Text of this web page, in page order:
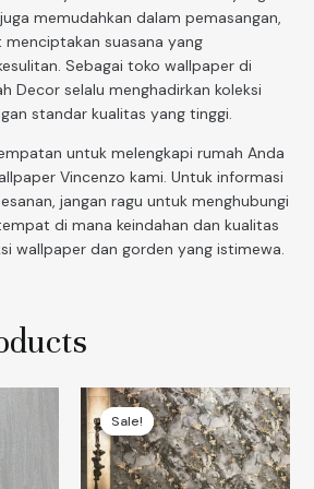
memudahkan dalam pemasangan,
suasana yang
Sebagai toko wallpaper di
Decor selalu menghadirkan koleksi
standar kualitas yang tinggi.
untuk melengkapi rumah Anda
Vincenzo kami. Untuk informasi
jangan ragu untuk menghubungi
di mana keindahan dan kualitas
wallpaper dan gorden yang istimewa.
Sale!
Sale!